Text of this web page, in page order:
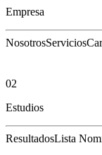
Empresa
NosotrosServicios
02
Estudios
ResultadosLista